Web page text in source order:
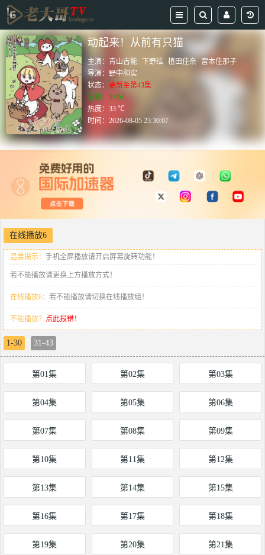
动起来！从前有只猫
主演：青山吉能 下野纮 植田佳奈
宫本佳那子
导演：野中和实
状态：
更新至第43集
豆瓣：0.0分
热度：33 ℃
时间：2026-08-05 23:30:07
在线播放6
温馨提示： 手机全屏播放请开启屏幕旋转功能！
若不能播放请更换上方播放方式！
在线播放6： 若不能播放请切换在线播放组！
不能播放？ 点此报错！
1-30 31-43
第01集 第02集 第03集
第04集 第05集 第06集
第07集 第08集 第09集
第10集 第11集 第12集
第13集 第14集 第15集
第16集 第17集 第18集
第19集 第20集 第21集